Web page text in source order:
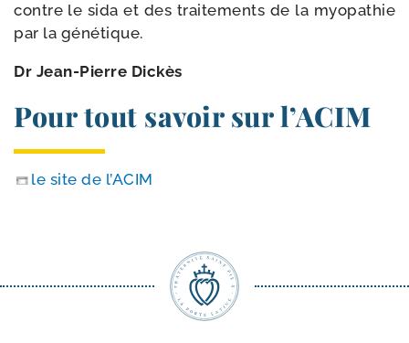
contre le sida et des trai­te­ments de la myo­pa­thie
par la génétique.
Dr Jean-​Pierre Dickès
Pour tout savoir sur l’ACIM
le site de l’ACIM